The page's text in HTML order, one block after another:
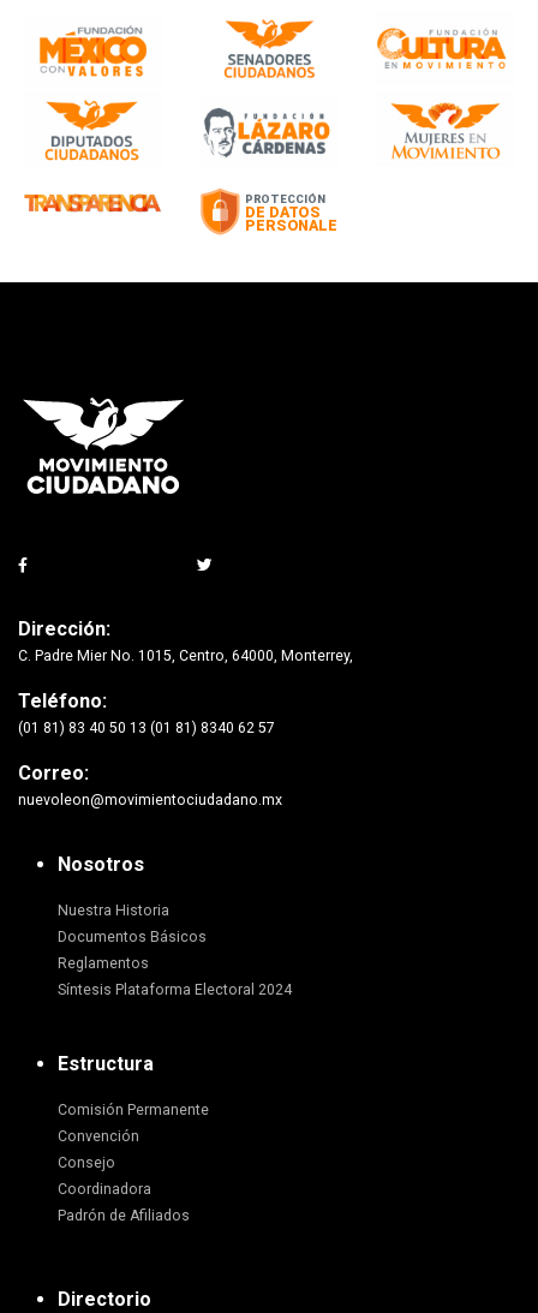
Dirección:
C. Padre Mier No. 1015, Centro, 64000, Monterrey,
Teléfono:
(01 81) 83 40 50 13 (01 81) 8340 62 57
Correo:
nuevoleon@movimientociudadano.mx
Nosotros
Nuestra Historia
Documentos Básicos
Reglamentos
Síntesis Plataforma Electoral 2024
Estructura
Comisión Permanente
Convención
Consejo
Coordinadora
Padrón de Afiliados
Directorio